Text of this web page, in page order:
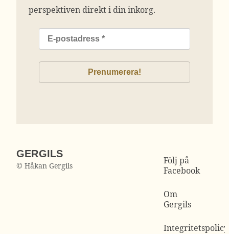
perspektiven direkt i din inkorg.
GERGILS
© Håkan Gergils
Följ på
Facebook
Om
Gergils
Integritetspolicy